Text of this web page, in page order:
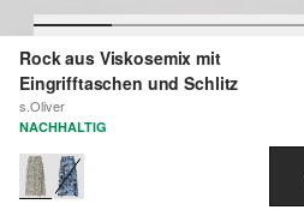
Rock aus Viskosemix mit
Eingrifftaschen und Schlitz
s.Oliver
NACHHALTIG